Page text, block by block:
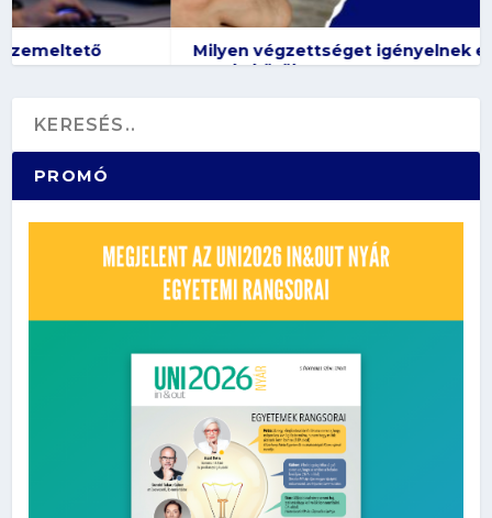
Milyen végzettséget igényelnek ezek a
munkakörök?
PROMÓ